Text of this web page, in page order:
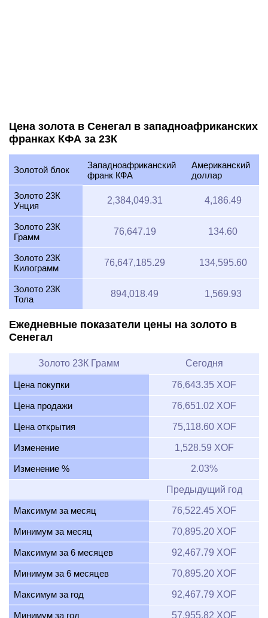
Цена золота в Сенегал в западноафриканских
франках КФА за 23К
Золотой блок
Западноафриканский
франк КФА
Американский
доллар
Золото 23К
Унция
2,384,049.31 4,186.49
Золото 23К
Грамм
76,647.19 134.60
Золото 23К
Килограмм
76,647,185.29 134,595.60
Золото 23К
Тола
894,018.49 1,569.93
Ежедневные показатели цены на золото в
Сенегал
Золото 23К Грамм Сегодня
Цена покупки 76,643.35 XOF
Цена продажи 76,651.02 XOF
Цена открытия 75,118.60 XOF
Изменение 1,528.59 XOF
Изменение % 2.03%
Предыдущий год
Максимум за месяц 76,522.45 XOF
Минимум за месяц 70,895.20 XOF
Максимум за 6 месяцев 92,467.79 XOF
Минимум за 6 месяцев 70,895.20 XOF
Максимум за год 92,467.79 XOF
Минимум за год 57,955.82 XOF